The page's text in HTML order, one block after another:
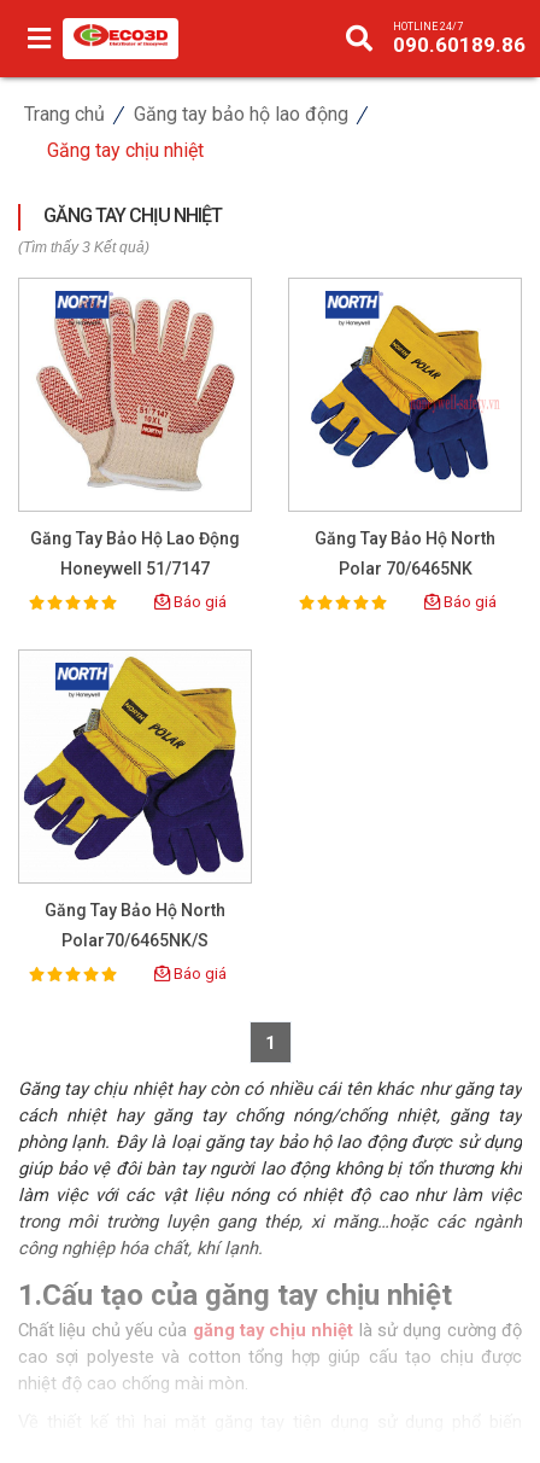
HOTLINE 24/7
090.60189.86
Trang chủ
Găng tay bảo hộ lao động
Găng tay chịu nhiệt
GĂNG TAY CHỊU NHIỆT
(Tìm thấy 3 Kết quả)
Găng Tay Bảo Hộ Lao Động
Honeywell 51/7147
Rating:
100% Báo giá
Găng Tay Bảo Hộ North
Polar 70/6465NK
Rating:
100% Báo giá
Găng Tay Bảo Hộ North
Polar70/6465NK/S
Rating:
100% Báo giá
1
Găng tay chịu nhiệt hay còn có nhiều cái tên khác như găng tay
cách nhiệt hay găng tay chống nóng/chống nhiệt, găng tay
phòng lạnh. Đây là loại găng tay bảo hộ lao động được sử dụng
giúp bảo vệ đôi bàn tay người lao động không bị tổn thương khi
làm việc với các vật liệu nóng có nhiệt độ cao như làm việc
trong môi trường luyện gang thép, xi măng…hoặc các ngành
công nghiệp hóa chất, khí lạnh.
1.Cấu tạo của găng tay chịu nhiệt
Chất liệu chủ yếu của găng tay chịu nhiệt là sử dụng cường độ
cao sợi polyeste và cotton tổng hợp giúp cấu tạo chịu được
nhiệt độ cao chống mài mòn.